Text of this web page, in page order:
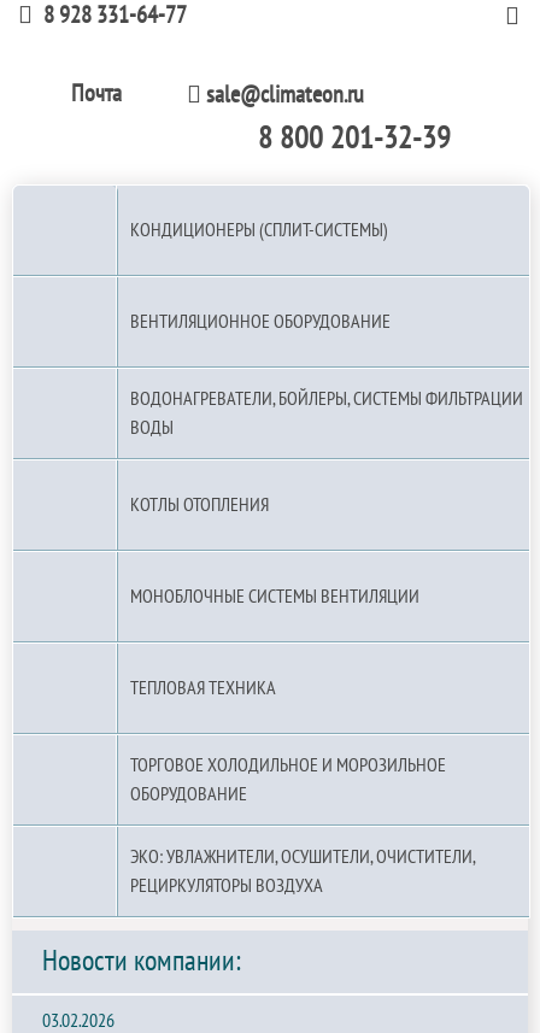
8 928 331-64-77
Почта sale@climateon.ru
8 800 201-32-39
КОНДИЦИОНЕРЫ (СПЛИТ-СИСТЕМЫ)
ВЕНТИЛЯЦИОННОЕ ОБОРУДОВАНИЕ
ВОДОНАГРЕВАТЕЛИ, БОЙЛЕРЫ, СИСТЕМЫ ФИЛЬТРАЦИИ
ВОДЫ
КОТЛЫ ОТОПЛЕНИЯ
МОНОБЛОЧНЫЕ СИСТЕМЫ ВЕНТИЛЯЦИИ
ТЕПЛОВАЯ ТЕХНИКА
ТОРГОВОЕ ХОЛОДИЛЬНОЕ И МОРОЗИЛЬНОЕ
ОБОРУДОВАНИЕ
ЭКО: УВЛАЖНИТЕЛИ, ОСУШИТЕЛИ, ОЧИСТИТЕЛИ,
РЕЦИРКУЛЯТОРЫ ВОЗДУХА
Новости компании:
03.02.2026